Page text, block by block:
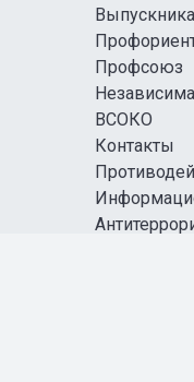
Профсоюз
ВСОКО
Контакты